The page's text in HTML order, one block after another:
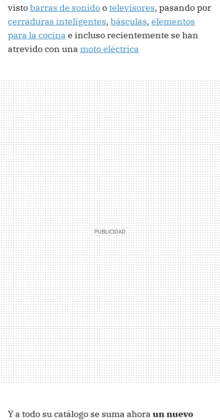
vistobarras de sonidootelevisores, pasando por
cerraduras inteligentes, básculas, elementos
para la cocina e incluso recientemente se han
atrevido con una moto eléctrica
Y a todo su catálogo se suma ahora un nuevo